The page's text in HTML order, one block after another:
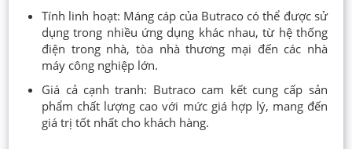
Tính linh hoạt: Máng cáp của Butraco có thể được sử
dụng trong nhiều ứng dụng khác nhau, từ hệ thống
điện trong nhà, tòa nhà thương mại đến các nhà
máy công nghiệp lớn.
Giá cả cạnh tranh: Butraco cam kết cung cấp sản
phẩm chất lượng cao với mức giá hợp lý, mang đến
giá trị tốt nhất cho khách hàng.